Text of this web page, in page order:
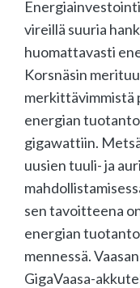
vireillä suuria
huomattavasti
Korsnäsin
merkittävimmistä
energian
gigawattiin.
uusien tuuli- ja
sen tavoitteena
energian
mennessä.
GigaVaasa-